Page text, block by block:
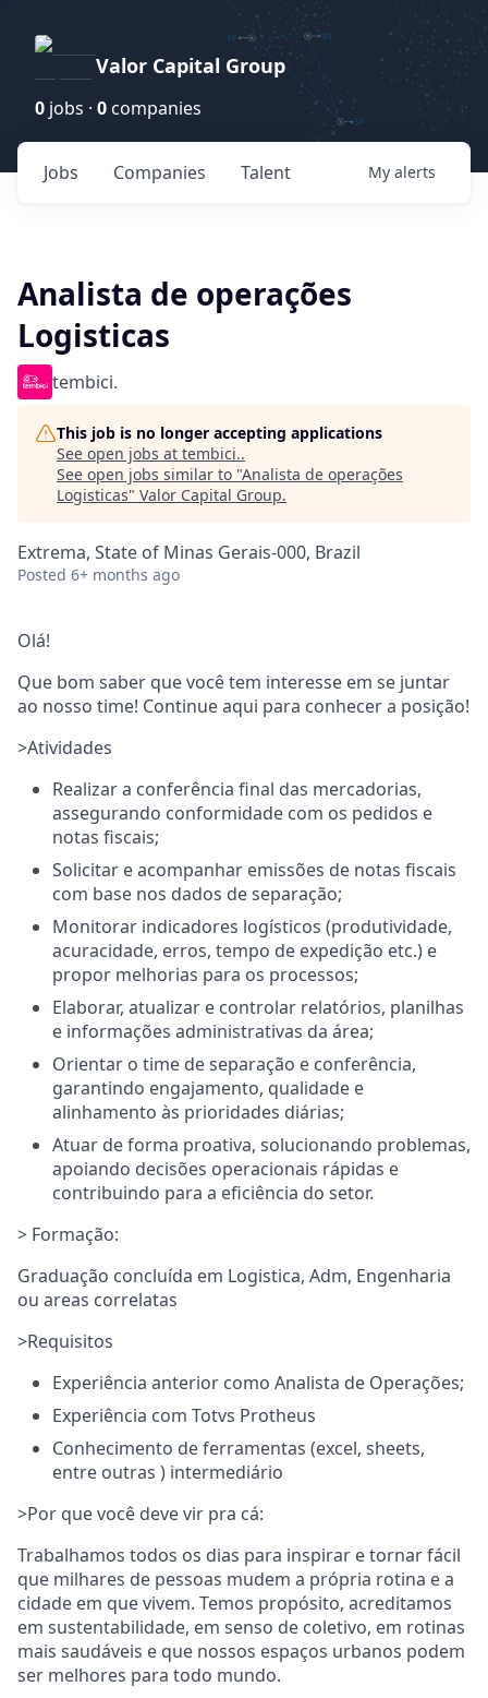
Valor Capital Group
0 jobs · 0 companies
Jobs Companies Talent My alerts
Analista de operações
Logisticas
tembici.
This job is no longer accepting applications
See open jobs at tembici..
See open jobs similar to "Analista de operações
Logisticas" Valor Capital Group.
Extrema, State of Minas Gerais-000, Brazil
Posted 6+ months ago
Olá!
Que bom saber que você tem interesse em se juntar
ao nosso time! Continue aqui para conhecer a posição!
>Atividades
Realizar a conferência final das mercadorias,
assegurando conformidade com os pedidos e
notas fiscais;
Solicitar e acompanhar emissões de notas fiscais
com base nos dados de separação;
Monitorar indicadores logísticos (produtividade,
acuracidade, erros, tempo de expedição etc.) e
propor melhorias para os processos;
Elaborar, atualizar e controlar relatórios, planilhas
e informações administrativas da área;
Orientar o time de separação e conferência,
garantindo engajamento, qualidade e
alinhamento às prioridades diárias;
Atuar de forma proativa, solucionando problemas,
apoiando decisões operacionais rápidas e
contribuindo para a eficiência do setor.
> Formação:
Graduação concluída em Logistica, Adm, Engenharia
ou areas correlatas
>Requisitos
Experiência anterior como Analista de Operações;
Experiência com Totvs Protheus
Conhecimento de ferramentas (excel, sheets,
entre outras ) intermediário
>Por que você deve vir pra cá:
Trabalhamos todos os dias para inspirar e tornar fácil
que milhares de pessoas mudem a própria rotina e a
cidade em que vivem. Temos propósito, acreditamos
em sustentabilidade, em senso de coletivo, em rotinas
mais saudáveis e que nossos espaços urbanos podem
ser melhores para todo mundo.